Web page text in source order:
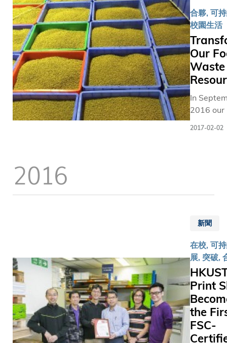
students
Connect
service
learning
program
spent
there to
build a
energy
合夥, 可
校園生活
Our
In
2016 our
to collect
their
Tuen
to
high-
food
2017-02-02
2016
新聞
在校, 可
展, 突破,
Print
the
FSC-